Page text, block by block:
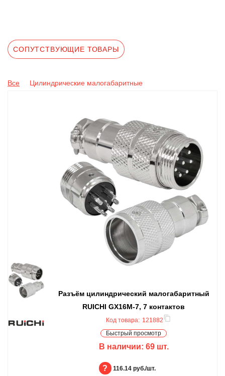
СОПУТСТВУЮЩИЕ ТОВАРЫ
Все Цилиндрические малогабаритные
Разъём цилиндрический малогабаритный
RUICHI GX16M-7, 7 контактов
Код товара: 121882
Быстрый просмотр
В наличии: 69шт.
БЦ: 116.14 руб./шт.